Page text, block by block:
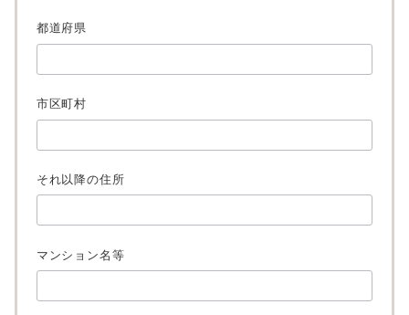
都道府県
市区町村
それ以降の住所
マンション名等